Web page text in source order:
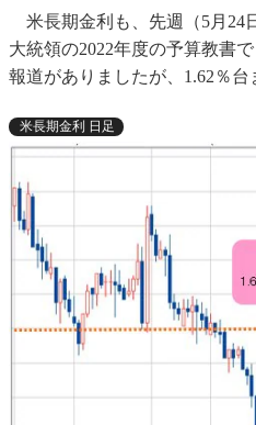
米長期金利も、先週（5月24
大統領の2022年度の予算教書
報道がありましたが、1.62％台
米長期金利 日足